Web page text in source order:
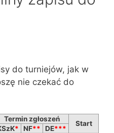
do turniejów, jak w
nie czekać do
Termin zgłoszeń
Start
* NF** DE***